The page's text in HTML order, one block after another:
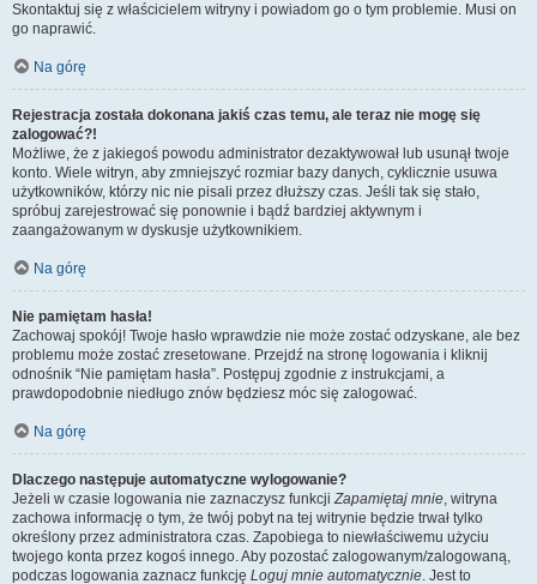
Skontaktuj się z właścicielem witryny i powiadom go o tym problemie. Musi on
go naprawić.
Na górę
Rejestracja została dokonana jakiś czas temu, ale teraz nie mogę się
zalogować?!
Możliwe, że z jakiegoś powodu administrator dezaktywował lub usunął twoje
konto. Wiele witryn, aby zmniejszyć rozmiar bazy danych, cyklicznie usuwa
użytkowników, którzy nic nie pisali przez dłuższy czas. Jeśli tak się stało,
spróbuj zarejestrować się ponownie i bądź bardziej aktywnym i
zaangażowanym w dyskusje użytkownikiem.
Na górę
Nie pamiętam hasła!
Zachowaj spokój! Twoje hasło wprawdzie nie może zostać odzyskane, ale bez
problemu może zostać zresetowane. Przejdź na stronę logowania i kliknij
odnośnik “Nie pamiętam hasła”. Postępuj zgodnie z instrukcjami, a
prawdopodobnie niedługo znów będziesz móc się zalogować.
Na górę
Dlaczego następuje automatyczne wylogowanie?
Jeżeli w czasie logowania nie zaznaczysz funkcjiZapamiętaj mnie, witryna
zachowa informację o tym, że twój pobyt na tej witrynie będzie trwał tylko
określony przez administratora czas. Zapobiega to niewłaściwemu użyciu
twojego konta przez kogoś innego. Aby pozostać zalogowanym/zalogowaną,
podczas logowania zaznacz funkcję Loguj mnie automatycznie. Jest to